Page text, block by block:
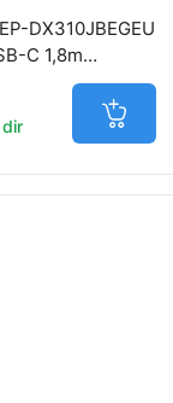
DX310JBEGEU
C 1,8m
Jetzt